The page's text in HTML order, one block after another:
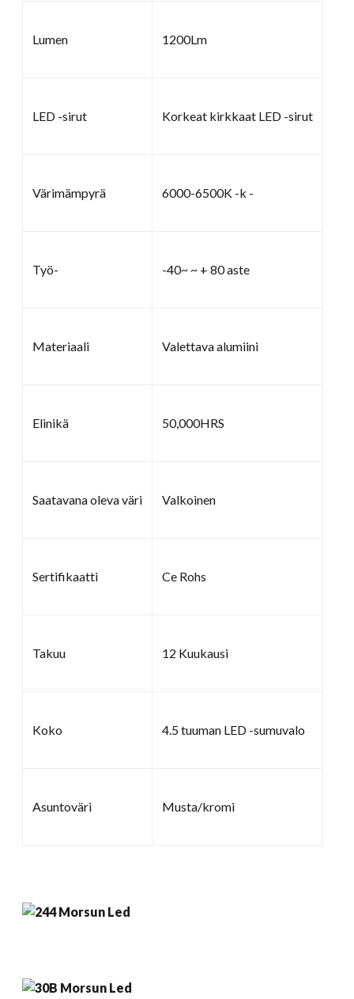
Lumen 1200Lm
LED -sirut Korkeat kirkkaat LED -sirut
Värimämpyrä 6000-6500K -k -
Työ- -40~ ~ + 80 aste
Materiaali Valettava alumiini
Elinikä 50,000HRS
Saatavana oleva väri Valkoinen
Sertifikaatti Ce Rohs
Takuu 12 Kuukausi
Koko 4.5 tuuman LED -sumuvalo
Asuntoväri Musta/kromi